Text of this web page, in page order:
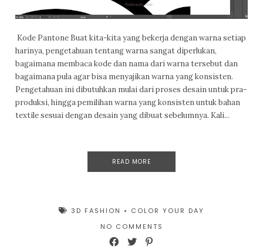
Kode Pantone Buat kita-kita yang bekerja dengan warna setiap
harinya, pengetahuan tentang warna sangat diperlukan,
bagaimana membaca kode dan nama dari warna tersebut dan
bagaimana pula agar bisa menyajikan warna yang konsisten.
Pengetahuan ini dibutuhkan mulai dari proses desain untuk pra-
produksi, hingga pemilihan warna yang konsisten untuk bahan
textile sesuai dengan desain yang dibuat sebelumnya. Kali...
READ MORE
3D FASHION • COLOR YOUR DAY
NO COMMENTS